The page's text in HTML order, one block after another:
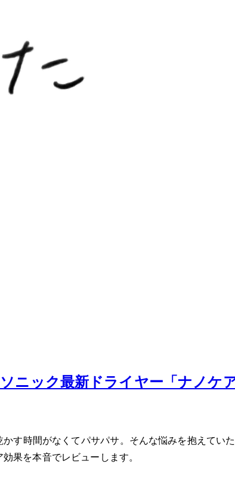
ニック最新ドライヤー「ナノケ
す時間がなくてパサパサ……。そんな悩みを抱えてい
果を本音でレビューします。